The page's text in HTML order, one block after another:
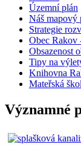
Územní plán
Náš mapový
Strategie
Obec Rakov
Obsazenost
Tipy na
Knihovna
Mateřská
Významné